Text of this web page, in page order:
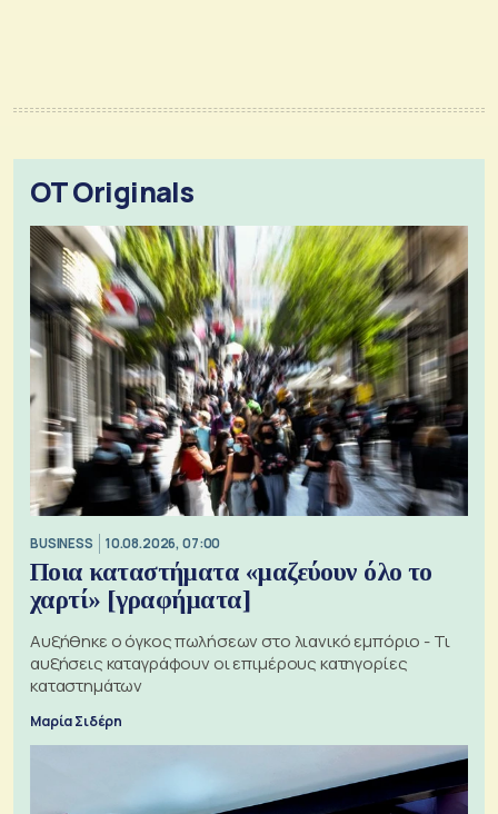
OT Originals
BUSINESS 10.08.2026, 07:00
Ποια καταστήματα «μαζεύουν όλο το
χαρτί» [γραφήματα]
Αυξήθηκε ο όγκος πωλήσεων στο λιανικό εμπόριο - Τι
αυξήσεις καταγράφουν οι επιμέρους κατηγορίες
καταστημάτων
Μαρία Σιδέρη